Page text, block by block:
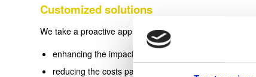
Customized solutions
We take a proactive approach to our clients’ needs.
enhancing the impact of the translation (on the target
reducing the costs payable by the client